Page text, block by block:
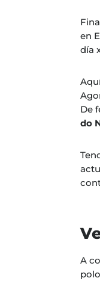
en
día
De
do
A